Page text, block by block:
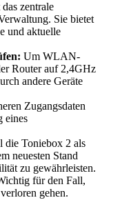
zentrale
Sie bietet
und aktuelle
Um WLAN-
Router auf 2,4GHz
andere Geräte
Zugangsdaten
eines
die Toniebox 2 als
neuesten Stand
zu gewährleisten.
für den Fall,
gehen.